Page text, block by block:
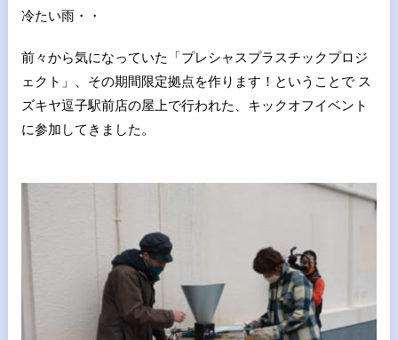
冷たい雨・・
前々から気になっていた「プレシャスプラスチックプロジ
ェクト」、その期間限定拠点を作ります！ということで ス
ズキヤ逗子駅前店の屋上で行われた、キックオフイベント
に参加してきました。